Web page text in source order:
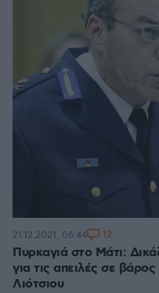
Πυρκαγιά στο Μάτι:
για τις απειλές σε
Λιότσιου
21.12.2021, 06:44 12